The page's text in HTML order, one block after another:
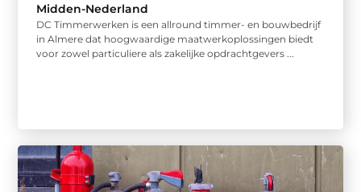
Midden-Nederland
DC Timmerwerken is een allround timmer- en bouwbedrijf
in Almere dat hoogwaardige maatwerkoplossingen biedt
voor zowel particuliere als zakelijke opdrachtgevers ...